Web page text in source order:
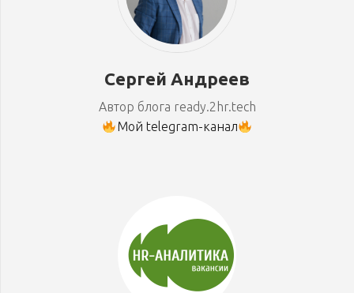
Сергей Андреев
Автор блога ready.2hr.tech
Мой telegram-канал